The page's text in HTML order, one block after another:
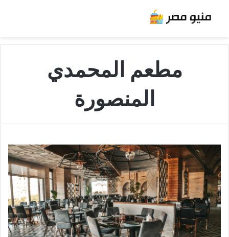
مطعم المحمدي
المنصورة